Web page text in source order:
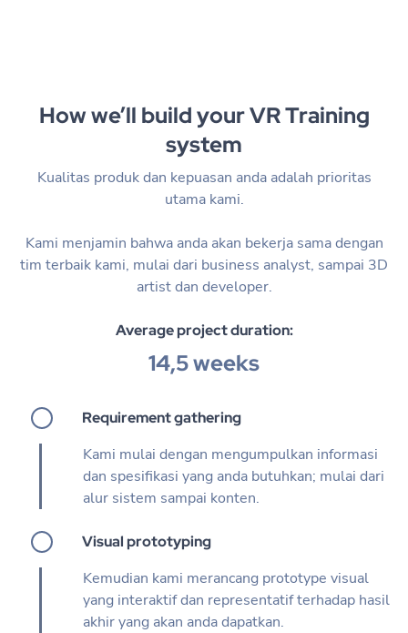
How we’ll build your VR Training
system
Kualitas produk dan kepuasan anda adalah prioritas
utama kami.
Kami menjamin bahwa anda akan bekerja sama dengan
tim terbaik kami, mulai dari business analyst, sampai 3D
artist dan developer.
Average project duration:
14,5 weeks
Requirement gathering
Kami mulai dengan mengumpulkan informasi
dan spesifikasi yang anda butuhkan; mulai dari
alur sistem sampai konten.
Visual prototyping
Kemudian kami merancang prototype visual
yang interaktif dan representatif terhadap hasil
akhir yang akan anda dapatkan.